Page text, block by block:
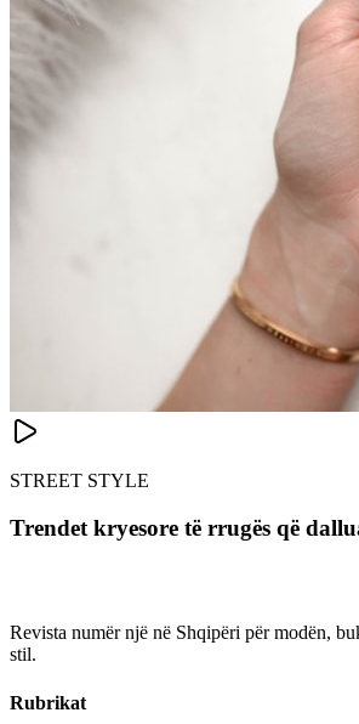
STREET STYLE
Trendet kryesore të rrugës që
Revista numër një në Shqipëri për modën,
stil.
Rubrikat